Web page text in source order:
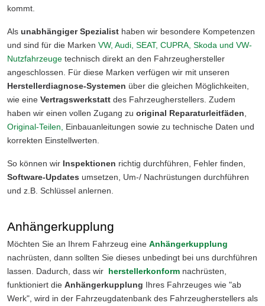
kommt.
Als unabhängiger Spezialist haben wir besondere Kompetenzen
und sind für die Marken VW, Audi, SEAT, CUPRA, Skoda und VW-
Nutzfahrzeuge technisch direkt an den Fahrzeughersteller
angeschlossen. Für diese Marken verfügen wir mit unseren
Herstellerdiagnose-Systemen über die gleichen Möglichkeiten,
wie eine Vertragswerkstatt des Fahrzeugherstellers. Zudem
haben wir einen vollen Zugang zu original Reparaturleitfäden
Original-Teilen,
Einbauanleitungen sowie zu technische Daten und
korrekten Einstellwerten.
So können wir Inspektionen richtig durchführen, Fehler finden,
Software-Updates umsetzen, Um-/ Nachrüstungen durchführen
und z.B. Schlüssel anlernen.
Anhängerkupplung
Möchten Sie an Ihrem Fahrzeug eine Anhängerkupplung
nachrüsten, dann sollten Sie dieses unbedingt bei uns durchführen
lassen. Dadurch, dass wir herstellerkonform nachrüsten,
funktioniert die Anhängerkupplung Ihres Fahrzeuges wie "ab
Werk", wird in der Fahrzeugdatenbank des Fahrzeugherstellers als